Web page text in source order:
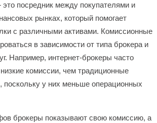
посредник между покупателями и
рынках, который помогает
с различными активами. Комиссионные
в зависимости от типа брокера и
Например, интернет-брокеры часто
комиссии, чем традиционные
поскольку у них меньше операционных
брокеры показывают свою комиссию, а